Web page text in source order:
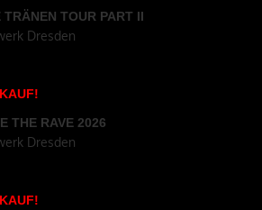
TOUR PART II
Dresden
!
THE RAVE 2026
Dresden
!